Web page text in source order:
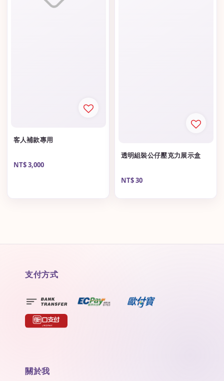
客人補款專用
Regular
NT$ 3,000
透明組裝公仔壓克力展示盒
Regular
NT$ 30
支付方式
關於我